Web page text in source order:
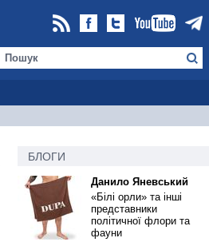
БЛОГИ
Данило Яневський
«Білі орли» та інші
представники
політичної флори та
фауни